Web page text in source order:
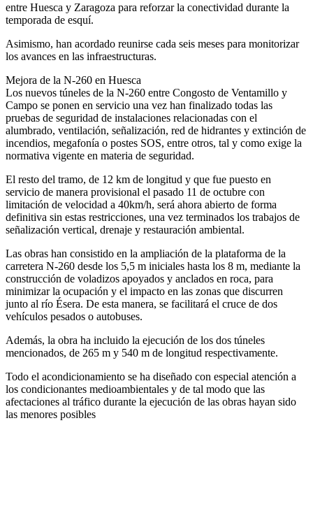
entre Huesca y Zaragoza para reforzar la conectividad durante la
temporada de esquí.
Asimismo, han acordado reunirse cada seis meses para monitorizar
los avances en las infraestructuras.
Mejora de la N-260 en Huesca
Los nuevos túneles de la N-260 entre Congosto de Ventamillo y
Campo se ponen en servicio una vez han finalizado todas las
pruebas de seguridad de instalaciones relacionadas con el
alumbrado, ventilación, señalización, red de hidrantes y extinción de
incendios, megafonía o postes SOS, entre otros, tal y como exige la
normativa vigente en materia de seguridad.
El resto del tramo, de 12 km de longitud y que fue puesto en
servicio de manera provisional el pasado 11 de octubre con
limitación de velocidad a 40km/h, será ahora abierto de forma
definitiva sin estas restricciones, una vez terminados los trabajos de
señalización vertical, drenaje y restauración ambiental.
Las obras han consistido en la ampliación de la plataforma de la
carretera N-260 desde los 5,5 m iniciales hasta los 8 m, mediante la
construcción de voladizos apoyados y anclados en roca, para
minimizar la ocupación y el impacto en las zonas que discurren
junto al río Ésera. De esta manera, se facilitará el cruce de dos
vehículos pesados o autobuses.
Además, la obra ha incluido la ejecución de los dos túneles
mencionados, de 265 m y 540 m de longitud respectivamente.
Todo el acondicionamiento se ha diseñado con especial atención a
los condicionantes medioambientales y de tal modo que las
afectaciones al tráfico durante la ejecución de las obras hayan sido
las menores posibles